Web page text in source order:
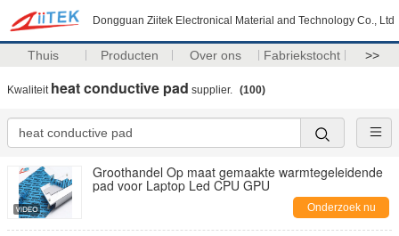
Dongguan Ziitek Electronical Material and Technology Co., Ltd
Thuis Producten Over ons Fabriekstocht >>
Kwaliteit heat conductive pad supplier. (100)
Groothandel Op maat gemaakte warmtegeleidende
pad voor Laptop Led CPU GPU
Onderzoek nu